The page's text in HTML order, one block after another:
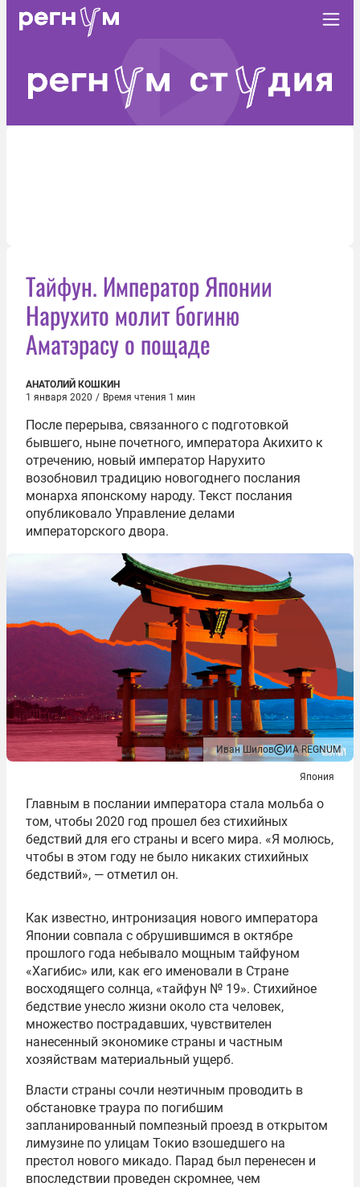
Тайфун. Император Японии
Нарухито молит богиню
Аматэрасу о пощаде
АНАТОЛИЙ КОШКИН
1 января 2020 / Время чтения 1 мин
После перерыва, связанного с подготовкой
бывшего, ныне почетного, императора Акихито к
отречению, новый император Нарухито
возобновил традицию новогоднего послания
монарха японскому народу. Текст послания
опубликовало Управление делами
императорского двора.
Иван Шилов ИА REGNUM
Япония
Главным в послании императора стала мольба о
том, чтобы 2020 год прошел без стихийных
бедствий для его страны и всего мира. «Я молюсь,
чтобы в этом году не было никаких стихийных
бедствий», — отметил он.
Как известно, интронизация нового императора
Японии совпала с обрушившимся в октябре
прошлого года небывало мощным тайфуном
«Хагибис» или, как его именовали в Стране
восходящего солнца, «тайфун № 19». Стихийное
бедствие унесло жизни около ста человек,
множество пострадавших, чувствителен
нанесенный экономике страны и частным
хозяйствам материальный ущерб.
Власти страны сочли неэтичным проводить в
обстановке траура по погибшим
запланированный помпезный проезд в открытом
лимузине по улицам Токио взошедшего на
престол нового микадо. Парад был перенесен и
впоследствии проведен скромнее, чем